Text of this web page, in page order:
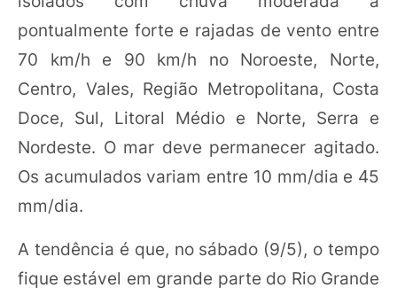
pontualmente forte e rajadas de vento entre
70 km/h e 90 km/h no Noroeste, Norte,
Centro, Vales, Região Metropolitana, Costa
Doce, Sul, Litoral Médio e Norte, Serra e
Nordeste. O mar deve permanecer agitado.
Os acumulados variam entre 10 mm/dia e 45
mm/dia.
A tendência é que, no sábado (9/5), o tempo
fique estável em grande parte do Rio Grande